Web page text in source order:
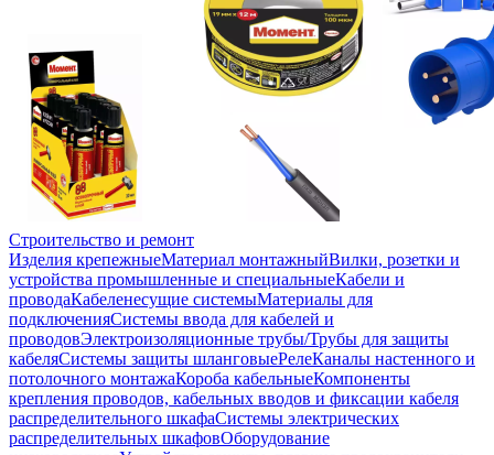
Строительство и ремонт
Изделия крепежныеМатериал монтажныйВилки, розетки и
устройства промышленные и специальныеКабели и
проводаКабеленесущие системыМатериалы для
подключенияСистемы ввода для кабелей и
проводовЭлектроизоляционные трубы/Трубы для защиты
кабеляСистемы защиты шланговыеРелеКаналы настенного и
потолочного монтажаКороба кабельныеКомпоненты
крепления проводов, кабельных вводов и фиксации кабеля
распределительного шкафаСистемы электрических
распределительных шкафовОборудование